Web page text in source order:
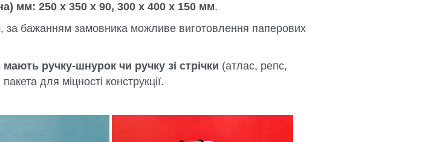
мм: 250 x 350 x 90, 300 x 400 x 150 мм.
за бажанням замовника можливе виготовлення паперових
ручку-шнурок чи ручку зі стрічки (атлас, репс,
для міцності конструкції.